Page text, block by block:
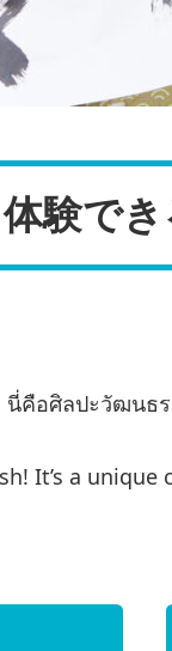
体験でき
คือศิลปะวัฒนธ
It’s a unique